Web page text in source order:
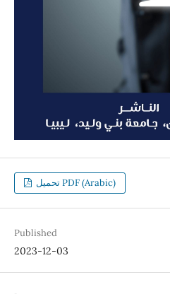
تحميل PDF (Arabic)
Published
2023-12-03